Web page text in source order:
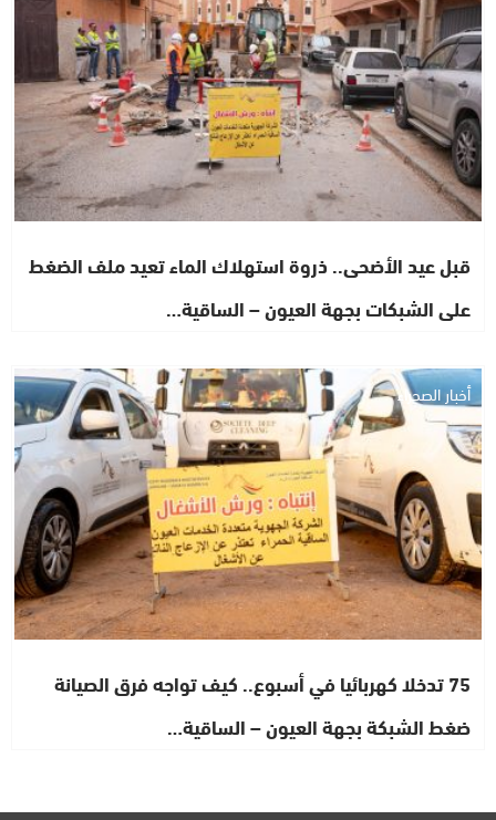
قبل عيد الأضحى.. ذروة استهلاك الماء تعيد ملف الضغط
على الشبكات بجهة العيون – الساقية…
أخبار الصحراء
75 تدخلا كهربائيا في أسبوع.. كيف تواجه فرق الصيانة
ضغط الشبكة بجهة العيون – الساقية…